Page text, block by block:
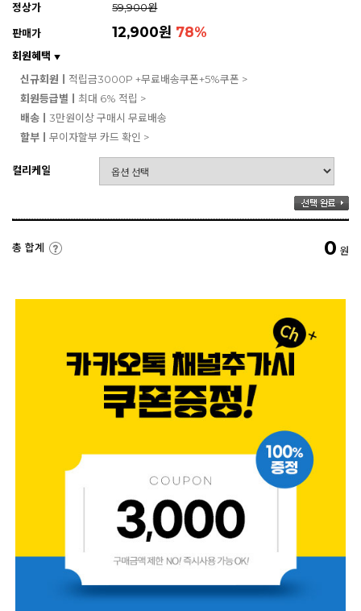
정상가
59,900원
판매가
12,900원 78%
회원혜택 ▼
신규회원ㅣ 적립금3000P +무료배송쿠폰+5%쿠폰 >
회원등급별ㅣ 최대 6% 적립 >
배송ㅣ 3만원이상 구매시 무료배송
할부ㅣ 무이자할부 카드 확인 >
컬리케일
총 합계 0 원